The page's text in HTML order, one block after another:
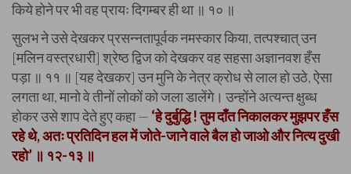
किये होने पर भी वह प्रायः दिगम्बर ही था ॥ १० ॥
सुलभ ने उसे देखकर प्रसन्नतापूर्वक नमस्कार किया, तत्पश्चात् उन
[मलिन वस्त्रधारी] श्रेष्ठ द्विज को देखकर वह सहसा अज्ञानवश हँस
पड़ा ॥ ११ ॥ [यह देखकर] उन मुनि के नेत्र क्रोध से लाल हो उठे, ऐसा
लगता था, मानो वे तीनों लोकों को जला डालेंगे। उन्होंने अत्यन्त क्षुब्ध
होकर उसे शाप देते हुए कहा — ‘हे दुर्बुद्धि ! तुम दाँत निकालकर मुझपर हँस
रहे थे, अतः प्रतिदिन हल में जोते-जाने वाले बैल हो जाओ और नित्य दुखी
रहो’ ॥ १२-१३ ॥